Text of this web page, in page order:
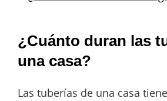
¿Cuánto duran las
una casa?
Las tuberías de una casa